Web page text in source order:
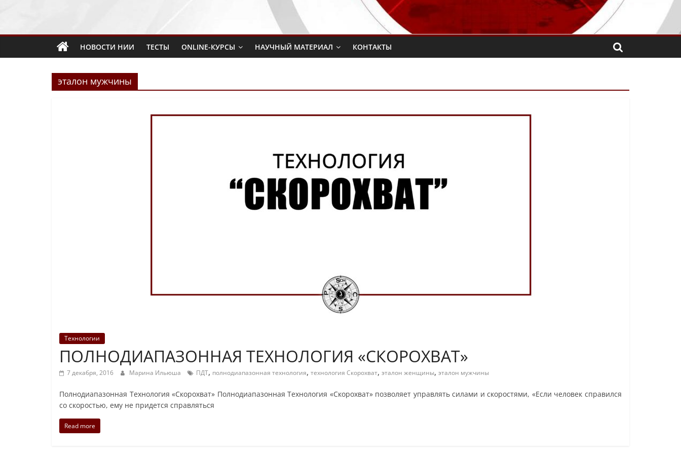
НОВОСТИ НИИ ТЕСТЫ ONLINE-КУРСЫ НАУЧНЫЙ МАТЕРИАЛ КОНТАКТЫ
эталон мужчины
Технологии
ПОЛНОДИАПАЗОННАЯ ТЕХНОЛОГИЯ «СКОРОХВАТ»
7 декабря, 2016 Марина Ильюша ПДТ, полнодиапазонная технология, технология Скорохват, эталон женщины, эталон мужчины
Полнодиапазонная Технология «Скорохват» Полнодиапазонная Технология «Скорохват» позволяет управлять силами и скоростями, «Если человек справился
со скоростью, ему не придется справляться
Read more